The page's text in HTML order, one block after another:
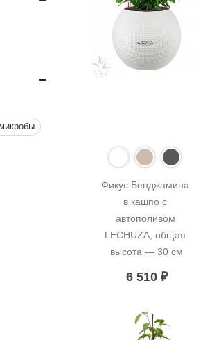
Фикус Бенджамина
в кашпо с
автополивом
LECHUZA, общая
высота — 30 см
6 510 ₽